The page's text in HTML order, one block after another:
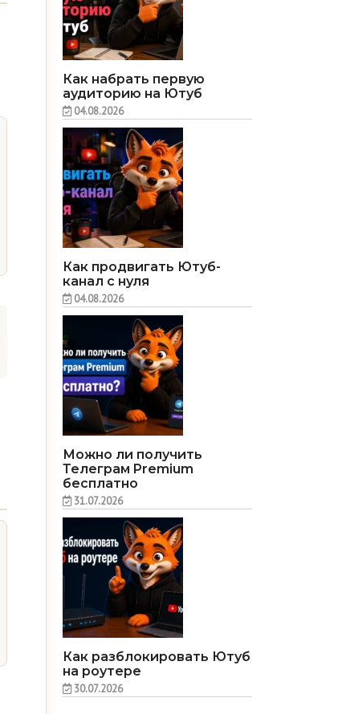
Как набрать первую
аудиторию на Ютуб
04.08.2026
Как продвигать Ютуб-
канал с нуля
04.08.2026
Можно ли получить
Телеграм Premium
бесплатно
31.07.2026
Как разблокировать Ютуб
на роутере
30.07.2026